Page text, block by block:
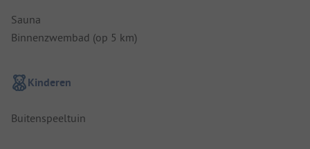
Sauna
Binnenzwembad (op 5 km)
Kinderen
Buitenspeeltuin